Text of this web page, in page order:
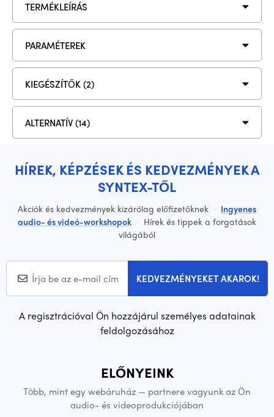
TERMÉKLEÍRÁS
PARAMÉTEREK
KIEGÉSZÍTŐK (2)
ALTERNATÍV (14)
HÍREK, KÉPZÉSEK ÉS KEDVEZMÉNYEK A
SYNTEX-TŐL
Akciók és kedvezmények kizárólag előfizetőknek · Ingyenes
audio- és videó-workshopok · Hírek és tippek a forgatások
világából
KEDVEZMÉNYEKET AKAROK!
A regisztrációval Ön hozzájárul személyes adatainak
feldolgozásához
ELŐNYEINK
Több, mint egy webáruház — partnere vagyunk az Ön
audio- és videoprodukciójában